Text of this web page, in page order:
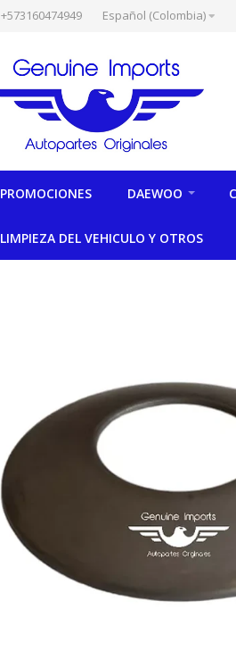
+573160474949 Español (Colombia)
PROMOCIONES DAEWOO
LIMPIEZA DEL VEHICULO Y OTROS